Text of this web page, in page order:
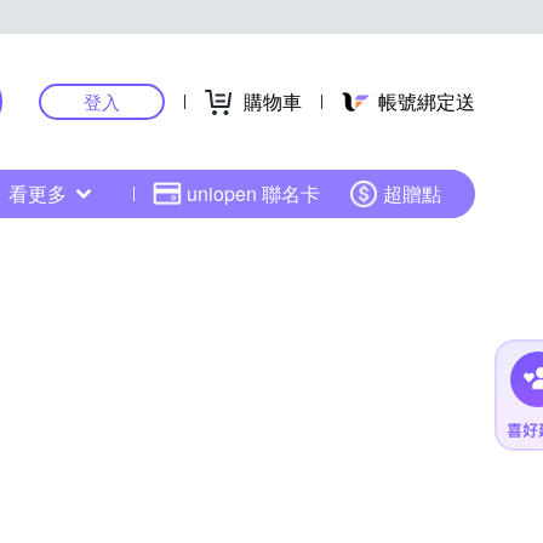
登入 購物車 帳號綁定送
看更多 uniopen 聯名卡 超贈點